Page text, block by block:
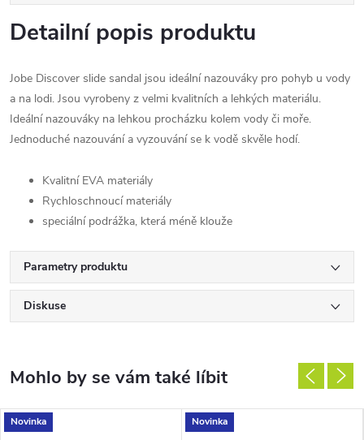
Detailní popis produktu
Jobe Discover slide sandal jsou ideální nazouváky pro pohyb u vody
a na lodi. Jsou vyrobeny z velmi kvalitních a lehkých materiálu.
Ideální nazouváky na lehkou procházku kolem vody či moře.
Jednoduché nazouvání a vyzouvání se k vodě skvěle hodí.
Kvalitní EVA materiály
Rychloschnoucí materiály
speciální podrážka, která méně klouže
Parametry produktu
Diskuse
Novinka Novinka